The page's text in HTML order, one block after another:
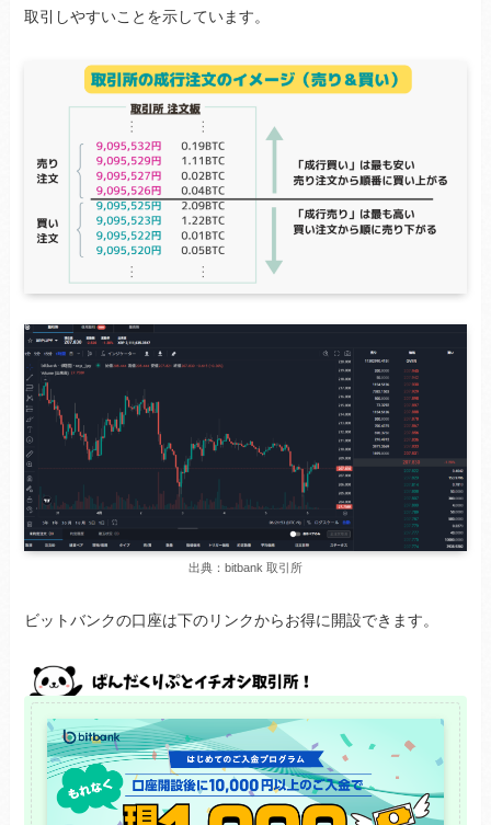
取引しやすいことを示しています。
出典：bitbank 取引所
ビットバンクの口座は下のリンクからお得に開設できます。